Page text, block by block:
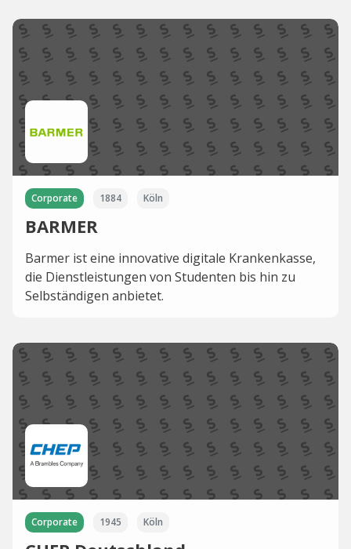
Corporate 1884 Köln
BARMER
Barmer ist eine innovative digitale Krankenkasse,
die Dienstleistungen von Studenten bis hin zu
Selbständigen anbietet.
Corporate 1945 Köln